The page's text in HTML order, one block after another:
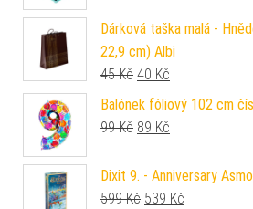
Dárková taška malá -
22,9 cm) Albi
45Kč Původní cena byla:
40 Kč
Balónek fóliový 102 cm
99Kč Původní cena byla:
89 Kč
Dixit 9. - Anniversary
599Kč Původní cena byla:
539 Kč